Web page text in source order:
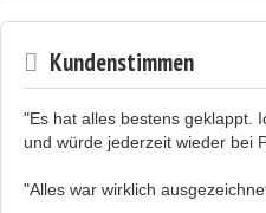
Kundenstimmen
"Es hat alles bestens geklappt.
und würde jederzeit wieder bei
"Alles war wirklich